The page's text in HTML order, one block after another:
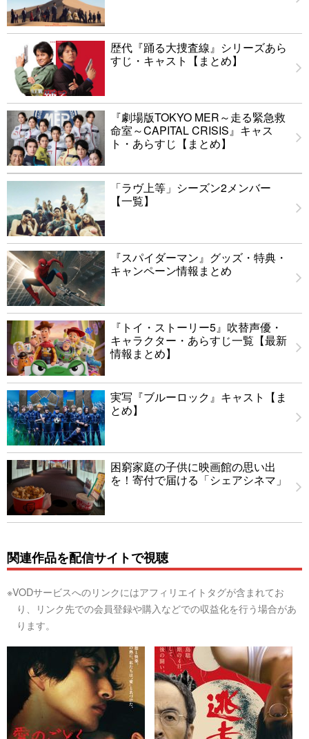
歴代『踊る大捜査線』シリーズあら
すじ・キャスト【まとめ】
『劇場版TOKYO MER～走る緊急救
命室～CAPITAL CRISIS』キャス
ト・あらすじ【まとめ】
「ラヴ上等」シーズン2メンバー
【一覧】
『スパイダーマン』グッズ・特典・
キャンペーン情報まとめ
『トイ・ストーリー5』吹替声優・
キャラクター・あらすじ一覧【最新
情報まとめ】
実写『ブルーロック』キャスト【ま
とめ】
困窮家庭の子供に映画館の思い出
を！寄付で届ける「シェアシネマ」
関連作品を配信サイトで視聴
※VODサービスへのリンクにはアフィリエイトタグが含まれてお
り、リンク先での会員登録や購入などでの収益化を行う場合があ
ります。